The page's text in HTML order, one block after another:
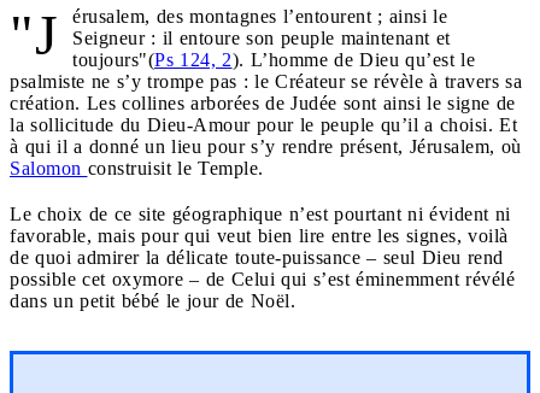
"J
érusalem, des montagnes l’entourent ; ainsi le
Seigneur : il entoure son peuple maintenant et
toujours"(Ps 124, 2). L’homme de Dieu qu’est le
psalmiste ne s’y trompe pas : le Créateur se révèle à travers sa
création. Les collines arborées de Judée sont ainsi le signe de
la sollicitude du Dieu-Amour pour le peuple qu’il a choisi. Et
à qui il a donné un lieu pour s’y rendre présent, Jérusalem, où
Salomon construisit le Temple.
Le choix de ce site géographique n’est pourtant ni évident ni
favorable, mais pour qui veut bien lire entre les signes, voilà
de quoi admirer la délicate toute-puissance – seul Dieu rend
possible cet oxymore – de Celui qui s’est éminemment révélé
dans un petit bébé le jour de Noël.